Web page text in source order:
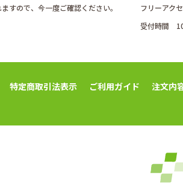
すので、今一度ご確認ください。
フリーアク
受付時間
特定商取引法表示 ご利用ガイド 注文内